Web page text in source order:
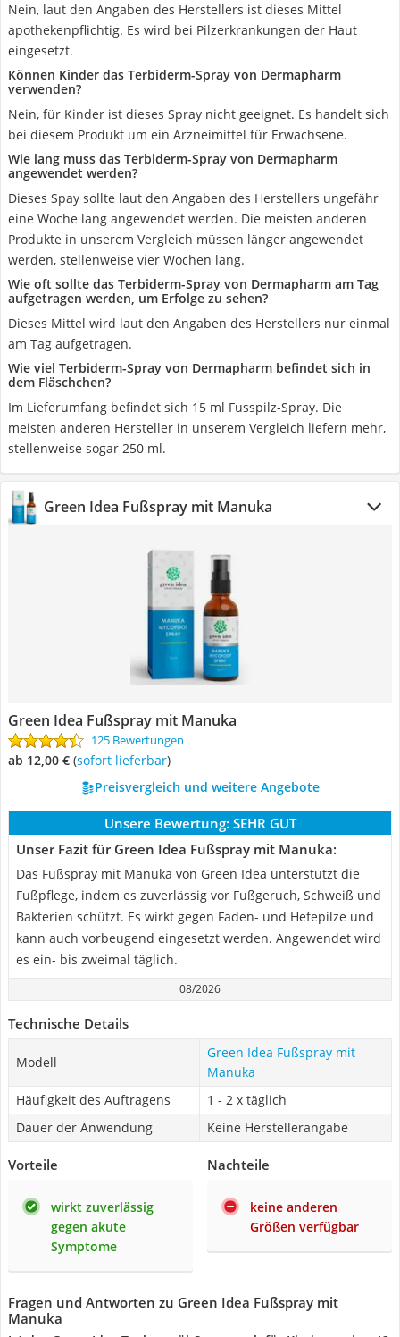
Nein, laut den Angaben des Herstellers ist dieses Mittel
apothekenpflichtig. Es wird bei Pilzerkrankungen der Haut
eingesetzt.
Können Kinder das Terbiderm-Spray von Dermapharm
verwenden?
Nein, für Kinder ist dieses Spray nicht geeignet. Es handelt sich
bei diesem Produkt um ein Arzneimittel für Erwachsene.
Wie lang muss das Terbiderm-Spray von Dermapharm
angewendet werden?
Dieses Spay sollte laut den Angaben des Herstellers ungefähr
eine Woche lang angewendet werden. Die meisten anderen
Produkte in unserem Vergleich müssen länger angewendet
werden, stellenweise vier Wochen lang.
Wie oft sollte das Terbiderm-Spray von Dermapharm am Tag
aufgetragen werden, um Erfolge zu sehen?
Dieses Mittel wird laut den Angaben des Herstellers nur einmal
am Tag aufgetragen.
Wie viel Terbiderm-Spray von Dermapharm befindet sich in
dem Fläschchen?
Im Lieferumfang befindet sich 15 ml Fusspilz-Spray. Die
meisten anderen Hersteller in unserem Vergleich liefern mehr,
stellenweise sogar 250 ml.
Green Idea Fußspray mit Manuka
Green Idea Fußspray mit Manuka
125 Bewertungen
ab 12,00 € ( Sofort lieferbar)
Preisvergleich und weitere Angebote
Unsere Bewertung: SEHR GUT
Unser Fazit für Green Idea Fußspray mit Manuka:
Das Fußspray mit Manuka von Green Idea unterstützt die
Fußpflege, indem es zuverlässig vor Fußgeruch, Schweiß und
Bakterien schützt. Es wirkt gegen Faden- und Hefepilze und
kann auch vorbeugend eingesetzt werden. Angewendet wird
es ein- bis zweimal täglich.
08/2026
Technische Details
Modell
Green Idea Fußspray mit
Manuka
Häufigkeit des Auftragens
1 - 2 x täglich
Dauer der Anwendung
Keine Herstellerangabe
Vorteile
wirkt zuverlässig
gegen akute
Symptome
Nachteile
keine anderen
Größen verfügbar
Fragen und Antworten zu Green Idea Fußspray mit
Manuka